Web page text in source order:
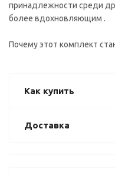
принадлежности среди
более вдохновляющим .
Почему этот комплект
Как купить
Доставка